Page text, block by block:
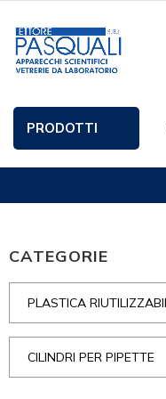
PRODOTTI
CATEGORIE